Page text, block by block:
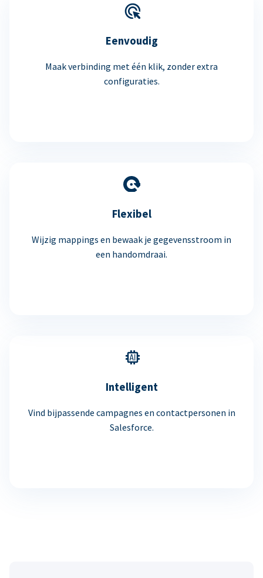
Eenvoudig
Maak verbinding met één klik, zonder extra
configuraties.
Flexibel
Wijzig mappings en bewaak je gegevensstroom in
een handomdraai.
Intelligent
Vind bijpassende campagnes en contactpersonen in
Salesforce.